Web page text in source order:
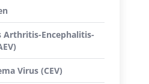
Arthritis-Encephalitis-
Virus (CEV)